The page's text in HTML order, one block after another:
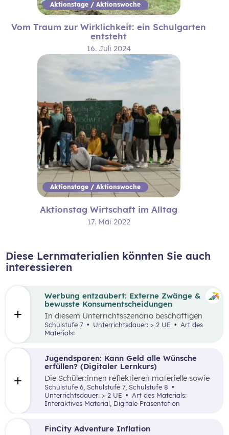
Aktionstage / Aktionswoche
Vom Traum zur Wirklichkeit: ein Schulgarten
entsteht
16. Juli 2024
Aktionstage / Aktionswoche
Aktionstag Wirtschaft im Alltag
17. Mai 2022
Diese Lernmaterialien könnten Sie auch
interessieren
Jugendsparen: Kann Geld alle Wünsche
erfüllen? (Digitaler Lernkurs)
Die Schüler:innen reflektieren materielle sowie
immaterielle Bedürfnisse im Kontext von
Jugendbankkonten und analysieren dabei
verschiedene Jugendsparangebote in Form
Schulstufe 6, Schulstufe 7, Schulstufe 8
Unterrichtsdauer: > 2 UE
Art des Materials:
Interaktives Material, Digitale Präsentation
FinCity Adventure Inflation
Werbung entzaubert: Externe Zwänge &
bewusste Konsumentscheidungen
In diesem Unterrichtsszenario beschäftigen
sich die Schüler:innen mit den Themen
„Werbung“ und „Konsumentscheidungen“. Zu
Zentrum. Davon ausgehend werden
unterschiedliche externe Zwänge sowie Vor-
und Nachteile von Werbungen erarbeitet.
Schulstufe 7 Unterrichtsdauer: > 2 UE
Materials: